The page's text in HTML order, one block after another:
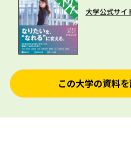
大学公式サイ
この大学の資料